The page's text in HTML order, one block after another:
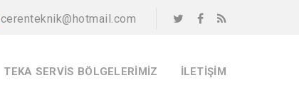
TEKA SERVIS BÖLGELERIMIZ İLETIŞIM
cerenteknik@hotmail.com